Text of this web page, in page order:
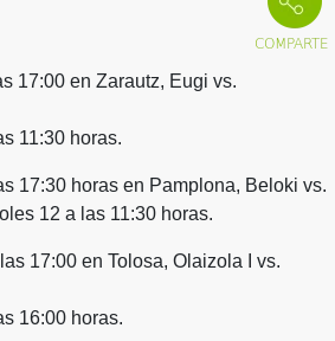
17:00 en Zarautz, Eugi vs.
11:30 horas.
17:30 horas en Pamplona, Beloki vs.
12 a las 11:30 horas.
17:00 en Tolosa, Olaizola I vs.
16:00 horas.